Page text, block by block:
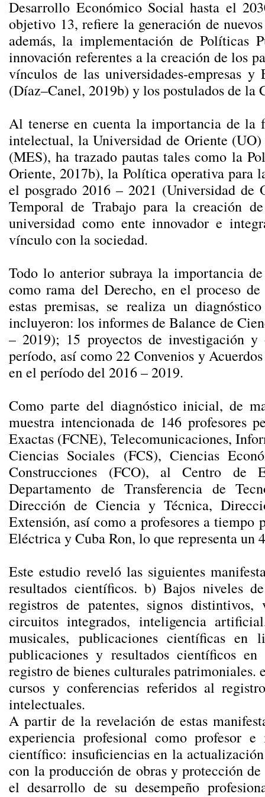
Desarrollo Económico Social hasta el
objetivo 13, refiere la generación de
además, la implementación de Políticas
innovación referentes a la creación de los
vínculos de las universidades-empresas
(Díaz–Canel, 2019b) y los postulados de
Al tenerse en cuenta la importancia de la
intelectual, la Universidad de Oriente
(MES), ha trazado pautas tales como la
Oriente, 2017b), la Política operativa para
el posgrado 2016 – 2021 (Universidad
Temporal de Trabajo para la creación
universidad como ente innovador e
vínculo con la sociedad.
Todo lo anterior subraya la importancia
como rama del Derecho, en el proceso
estas premisas, se realiza un
incluyeron: los informes de Balance de
– 2019); 15 proyectos de investigación
período, así como 22 Convenios y
en el período del 2016 – 2019.
Como parte del diagnóstico inicial, de
muestra intencionada de 146 profesores
Exactas (FCNE), Telecomunicaciones,
Ciencias Sociales (FCS), Ciencias
Construcciones (FCO), al Centro de
Departamento de Transferencia de
Dirección de Ciencia y Técnica,
Extensión, así como a profesores a tiempo
Eléctrica y Cuba Ron, lo que representa un
Este estudio reveló las siguientes
resultados científicos. b) Bajos niveles
registros de patentes, signos distintivos,
circuitos integrados, inteligencia
musicales, publicaciones científicas
publicaciones y resultados científicos
registro de bienes culturales
cursos y conferencias referidos al
intelectuales.
A partir de la revelación de estas
experiencia profesional como profesor
científico: insuficiencias en la
con la producción de obras y protección
el desarrollo de su desempeño